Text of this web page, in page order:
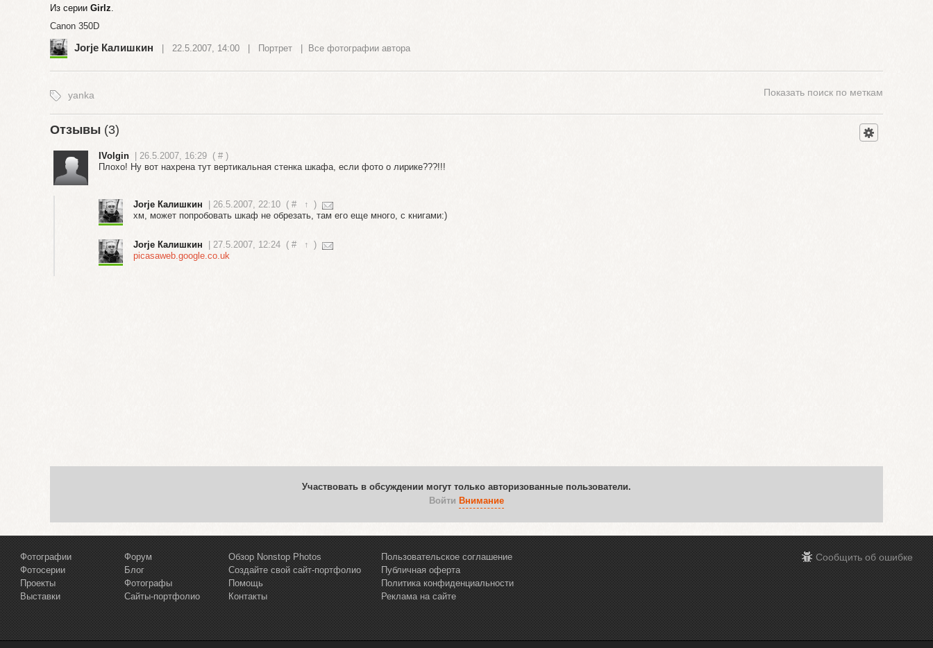
Из серии Girlz.
Canon 350D
Jorje Калишкин | 22.5.2007, 14:00 | Портрет Все фотографии автора
yanka Показать поиск по меткам
Отзывы (3)
IVolgin | 26.5.2007, 16:29 ( # )
Плохо! Ну вот нахрена тут вертикальная стенка шкафа, если фото о лирике???!!!
Jorje Калишкин | 26.5.2007, 22:10 ( # ↑ )
хм, может попробовать шкаф не обрезать, там его еще много, с книгами:)
Jorje Калишкин | 27.5.2007, 12:24 ( # ↑ )
picasaweb.google.co.uk
Участвовать в обсуждении могут только авторизованные пользователи.
Войти Внимание
Фотографии
Фотосерии
Проекты
Выставки
Форум
Блог
Фотографы
Сайты-портфолио
Обзор Nonstop Photos
Создайте свой сайт-портфолио
Помощь
Контакты
Пользовательское соглашение
Публичная оферта
Политика конфиденциальности
Реклама на сайте
Сообщить об ошибке